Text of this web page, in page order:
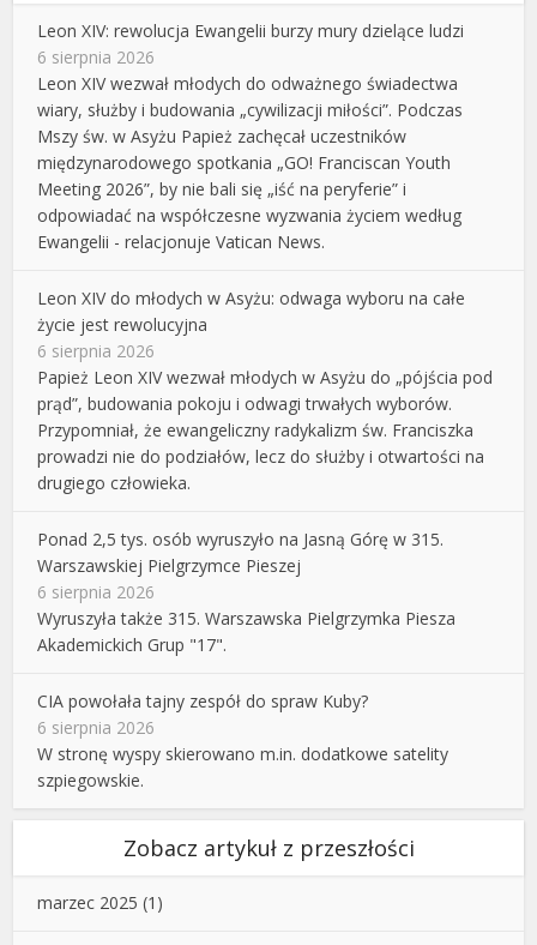
Leon XIV: rewolucja Ewangelii burzy mury dzielące ludzi
6 sierpnia 2026
Leon XIV wezwał młodych do odważnego świadectwa
wiary, służby i budowania „cywilizacji miłości”. Podczas
Mszy św. w Asyżu Papież zachęcał uczestników
międzynarodowego spotkania „GO! Franciscan Youth
Meeting 2026”, by nie bali się „iść na peryferie” i
odpowiadać na współczesne wyzwania życiem według
Ewangelii - relacjonuje Vatican News.
Leon XIV do młodych w Asyżu: odwaga wyboru na całe
życie jest rewolucyjna
6 sierpnia 2026
Papież Leon XIV wezwał młodych w Asyżu do „pójścia pod
prąd”, budowania pokoju i odwagi trwałych wyborów.
Przypomniał, że ewangeliczny radykalizm św. Franciszka
prowadzi nie do podziałów, lecz do służby i otwartości na
drugiego człowieka.
Ponad 2,5 tys. osób wyruszyło na Jasną Górę w 315.
Warszawskiej Pielgrzymce Pieszej
6 sierpnia 2026
Wyruszyła także 315. Warszawska Pielgrzymka Piesza
Akademickich Grup "17".
CIA powołała tajny zespół do spraw Kuby?
6 sierpnia 2026
W stronę wyspy skierowano m.in. dodatkowe satelity
szpiegowskie.
Zobacz artykuł z przeszłości
marzec 2025 (1)